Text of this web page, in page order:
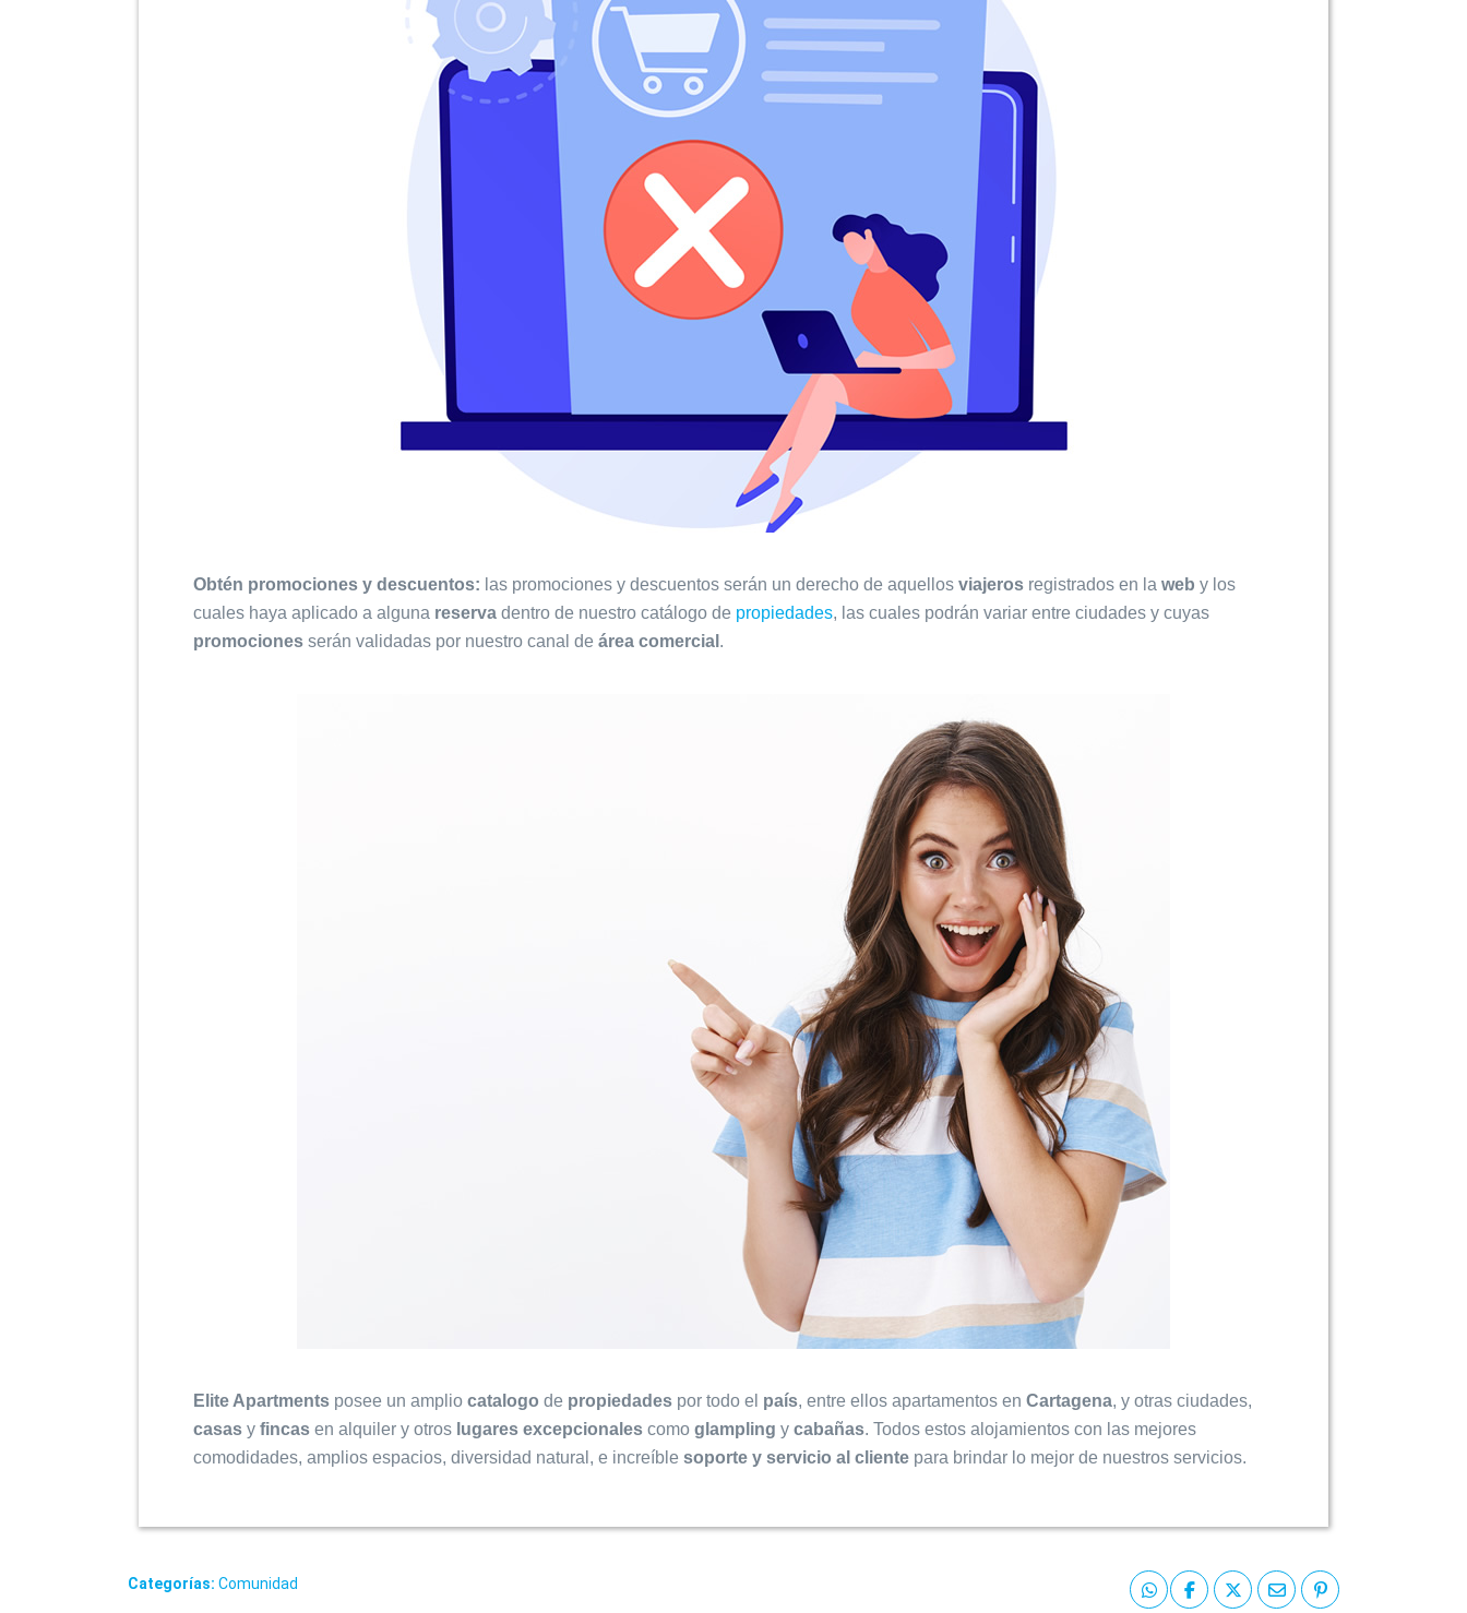
Obtén promociones y descuentos: las promociones y descuentos serán un derecho de aquellos viajeros registrados en la web y los
cuales haya aplicado a alguna reserva dentro de nuestro catálogo de propiedades, las cuales podrán variar entre ciudades y cuyas
promociones serán validadas por nuestro canal de área comercial .
Elite Apartments posee un amplio catalogo de propiedades por todo el país, entre ellos apartamentos en Cartagena, y otras ciudades,
casas y fincas en alquiler y otros lugares excepcionales como glampling y cabañas. Todos estos alojamientos con las mejores
comodidades, amplios espacios, diversidad natural, e increíble soporte y servicio al cliente para brindar lo mejor de nuestros servicios.
Categorías: Comunidad